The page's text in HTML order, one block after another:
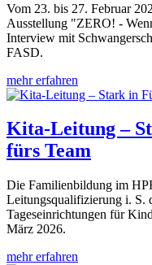
Vom 23. bis 27. Februar
Ausstellung "ZERO! -
Interview mit
FASD.
mehr erfahren
Kita-Leitung –
fürs Team
Die Familienbildung im
Leitungsqualifizierung i. S.
Tageseinrichtungen für
März 2026.
mehr erfahren